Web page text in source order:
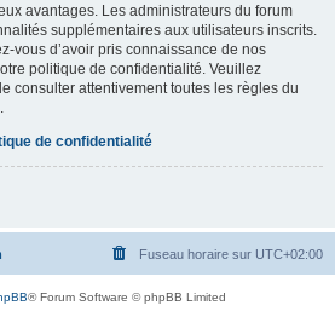
avantages. Les administrateurs du forum
supplémentaires aux utilisateurs inscrits.
vous d’avoir pris connaissance de nos
politique de confidentialité. Veuillez
consulter attentivement toutes les règles du
de confidentialité
Fuseau horaire sur UTC+02:00
® Forum Software © phpBB Limited